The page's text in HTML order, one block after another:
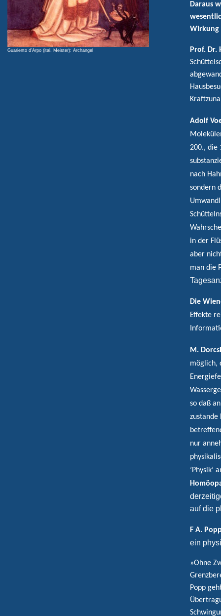
Daraus
Wirkung
Prof. Dr.
Adolf
200.,
nach
sondern
in der
aber
man die
Die
Effekte
M.
möglich,
so daß
nur
’Physik’
auf die
F A.
ein
»Ohne
Popp
Guariento d'Arpo (ital. Meister): Archangel